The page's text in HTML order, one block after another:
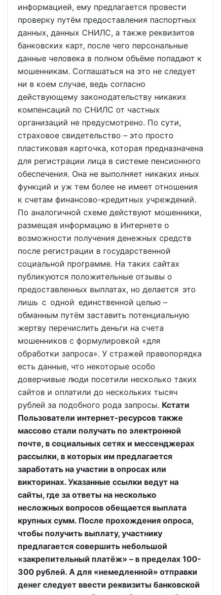
информацией, ему предлагается провести
проверку путём предоставления паспортных
данных, данных СНИЛС, а также реквизитов
банковских карт, после чего персональные
данные человека в полном объёме попадают к
мошенникам. Соглашаться на это не следует
ни в коем случае, ведь согласно
действующему законодательству никаких
компенсаций по СНИЛС от частных
организаций не предусмотрено. По сути,
страховое свидетельство – это просто
пластиковая карточка, которая предназначена
для регистрации лица в системе пенсионного
обеспечения. Она не выполняет никаких иных
функций и уж тем более не имеет отношения
к счетам финансово-кредитных учреждений.
По аналогичной схеме действуют мошенники,
размещая информацию в Интернете о
возможности получения денежных средств
после регистрации в государственной
социальной программе. На таких сайтах
публикуются положительные отзывы о
предоставленных выплатах, но делается это
лишь с одной единственной целью –
обманным путём заставить потенциальную
жертву перечислить деньги на счета
мошенников с формулировкой «для
обработки запроса». У стражей правопорядка
есть данные, что некоторые особо
доверчивые люди посетили несколько таких
сайтов и оплатили до нескольких тысяч
рублей за подобного рода запросы. Кстати
Пользователи интернет-ресурсов также
массово стали получать по электронной
почте, в социальных сетях и мессенджерах
рассылки, в которых им предлагается
заработать на участии в опросах или
викторинах. Указанные ссылки ведут на
сайты, где за ответы на несколько
несложных вопросов обещается выплата
крупных сумм. После прохождения опроса,
чтобы получить выплату, участнику
предлагается совершить небольшой
«закрепительный платёж» – в пределах 100-
300 рублей. А для «немедленной» отправки
денег следует ввести реквизиты банковской